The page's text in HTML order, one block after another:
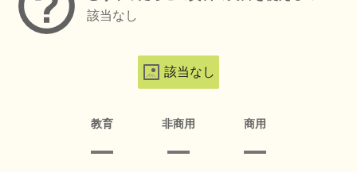
該当なし
該当なし
教育 非商用 商用